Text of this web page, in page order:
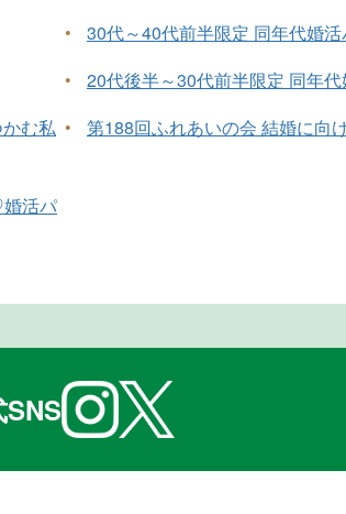
•
30代～40代前半限定 同年代婚活
•
20代後半～30代前半限定 同年代
む私 • 第188回ふれあいの会 結婚に向
活パ